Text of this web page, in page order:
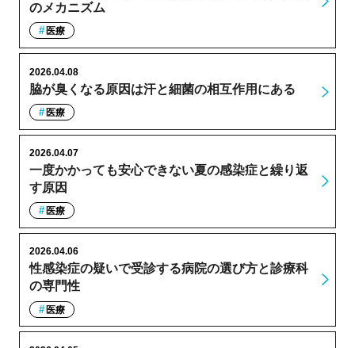
のメカニズム
医療
脇が臭くなる原因は汗と細菌の相互作用にある
2026.04.08
医療
一度かかっても安心できない夏の感染症と繰り返
す原因
2026.04.07
医療
性感染症の疑いで受診する病院の選び方と診療科
の専門性
2026.04.06
医療